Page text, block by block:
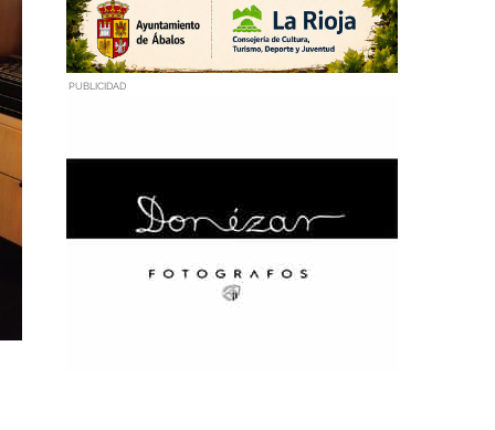
PUBLICIDAD